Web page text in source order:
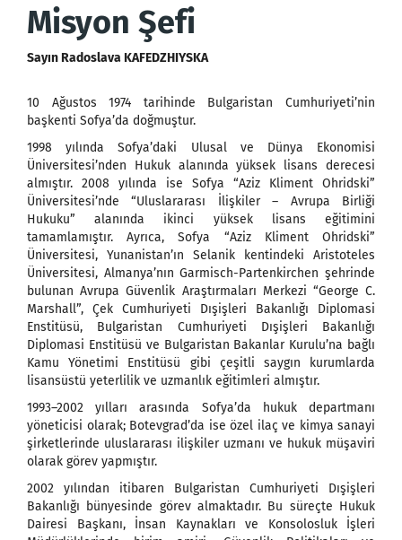
Misyon Şefi
Sayın Radoslava KAFEDZHIYSKA
10 Ağustos 1974 tarihinde Bulgaristan Cumhuriyeti’nin
başkenti Sofya’da doğmuştur.
1998 yılında Sofya’daki Ulusal ve Dünya Ekonomisi
Üniversitesi’nden Hukuk alanında yüksek lisans derecesi
almıştır. 2008 yılında ise Sofya “Aziz Kliment Ohridski”
Üniversitesi’nde “Uluslararası İlişkiler – Avrupa Birliği
Hukuku” alanında ikinci yüksek lisans eğitimini
tamamlamıştır. Ayrıca, Sofya “Aziz Kliment Ohridski”
Üniversitesi, Yunanistan’ın Selanik kentindeki Aristoteles
Üniversitesi, Almanya’nın Garmisch-Partenkirchen şehrinde
bulunan Avrupa Güvenlik Araştırmaları Merkezi “George C.
Marshall”, Çek Cumhuriyeti Dışişleri Bakanlığı Diplomasi
Enstitüsü, Bulgaristan Cumhuriyeti Dışişleri Bakanlığı
Diplomasi Enstitüsü ve Bulgaristan Bakanlar Kurulu’na bağlı
Kamu Yönetimi Enstitüsü gibi çeşitli saygın kurumlarda
lisansüstü yeterlilik ve uzmanlık eğitimleri almıştır.
1993–2002 yılları arasında Sofya’da hukuk departmanı
yöneticisi olarak; Botevgrad’da ise özel ilaç ve kimya sanayi
şirketlerinde uluslararası ilişkiler uzmanı ve hukuk müşaviri
olarak görev yapmıştır.
2002 yılından itibaren Bulgaristan Cumhuriyeti Dışişleri
Bakanlığı bünyesinde görev almaktadır. Bu süreçte Hukuk
Dairesi Başkanı, İnsan Kaynakları ve Konsolosluk İşleri